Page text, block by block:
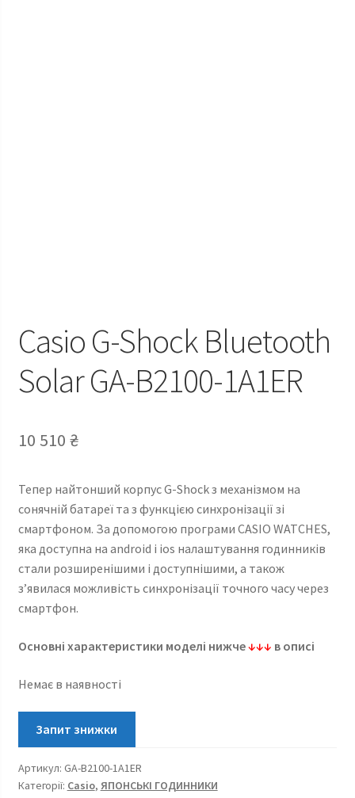
Casio G-Shock Bluetooth
Solar GA-B2100-1A1ER
10 510 ₴
Тепер найтонший корпус G-Shock з механізмом на
сонячній батареї та з функцією синхронізації зі
смартфоном. За допомогою програми CASIO WATCHES,
яка доступна на android і ios налаштування годинників
стали розширенішими і доступнішими, а також
з’явилася можливість синхронізації точного часу через
смартфон.
Основні характеристики моделі нижче↓↓↓ в описі
Немає в наявності
Артикул: GA-B2100-1A1ER
Категорії: Casio, ЯПОНСЬКІ ГОДИННИКИ